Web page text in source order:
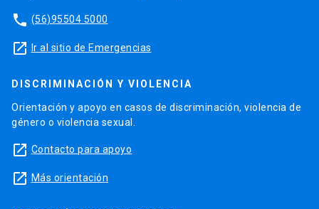
phone (56)95504 5000
launch Ir al sitio de Emergencias
DISCRIMINACIÓN Y VIOLENCIA
Orientación y apoyo en casos de discriminación, violencia de
género o violencia sexual.
launch Contacto para apoyo
launch Más orientación